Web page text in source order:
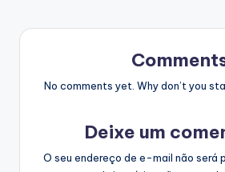
No comments yet. Why don’t you
Deixe um
O seu endereço de e-mail não será